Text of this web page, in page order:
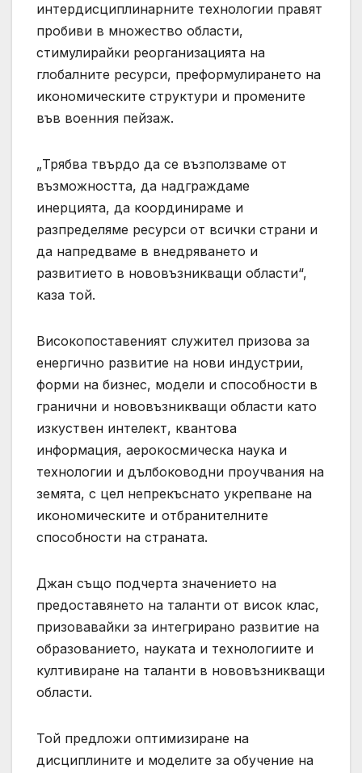
интердисциплинарните технологии правят
пробиви в множество области,
стимулирайки реорганизацията на
глобалните ресурси, преформулирането на
икономическите структури и промените
във военния пейзаж.
„Трябва твърдо да се възползваме от
възможността, да надграждаме
инерцията, да координираме и
разпределяме ресурси от всички страни и
да напредваме в внедряването и
развитието в нововъзникващи области“,
каза той.
Високопоставеният служител призова за
енергично развитие на нови индустрии,
форми на бизнес, модели и способности в
гранични и нововъзникващи области като
изкуствен интелект, квантова
информация, аерокосмическа наука и
технологии и дълбоководни проучвания на
земята, с цел непрекъснато укрепване на
икономическите и отбранителните
способности на страната.
Джан също подчерта значението на
предоставянето на таланти от висок клас,
призовавайки за интегрирано развитие на
образованието, науката и технологиите и
култивиране на таланти в нововъзникващи
области.
Той предложи оптимизиране на
дисциплините и моделите за обучение на